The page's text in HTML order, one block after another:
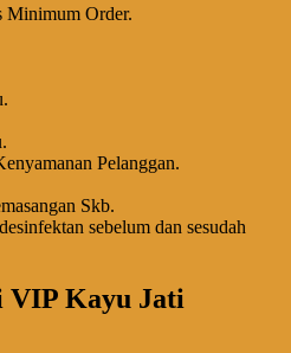
Minimum Order.
Pelanggan.
Skb.
sebelum dan sesudah
VIP Kayu Jati